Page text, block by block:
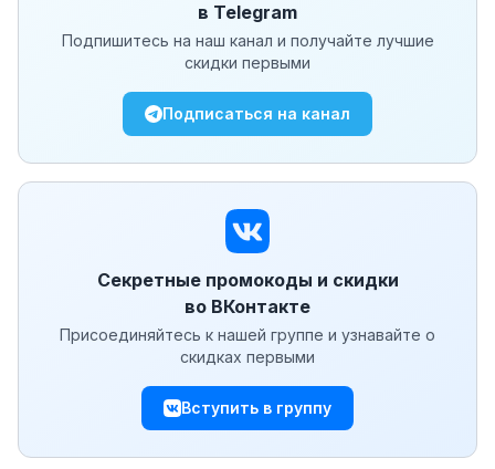
в Telegram
Подпишитесь на наш канал и получайте лучшие
скидки первыми
Подписаться на канал
Секретные промокоды и скидки
во ВКонтакте
Присоединяйтесь к нашей группе и узнавайте о
скидках первыми
Вступить в группу